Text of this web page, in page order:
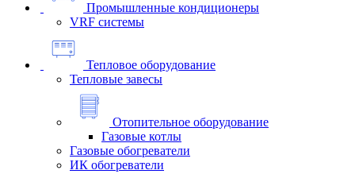
Промышленные кондиционеры
VRF системы
Тепловое оборудование
Тепловые завесы
Отопительное оборудование
Газовые котлы
Газовые обогреватели
ИК обогреватели